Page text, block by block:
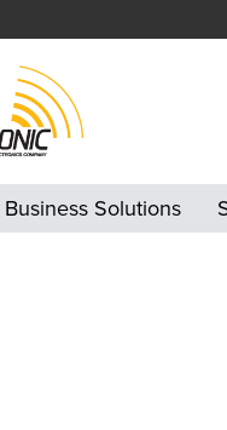
Business Solutions